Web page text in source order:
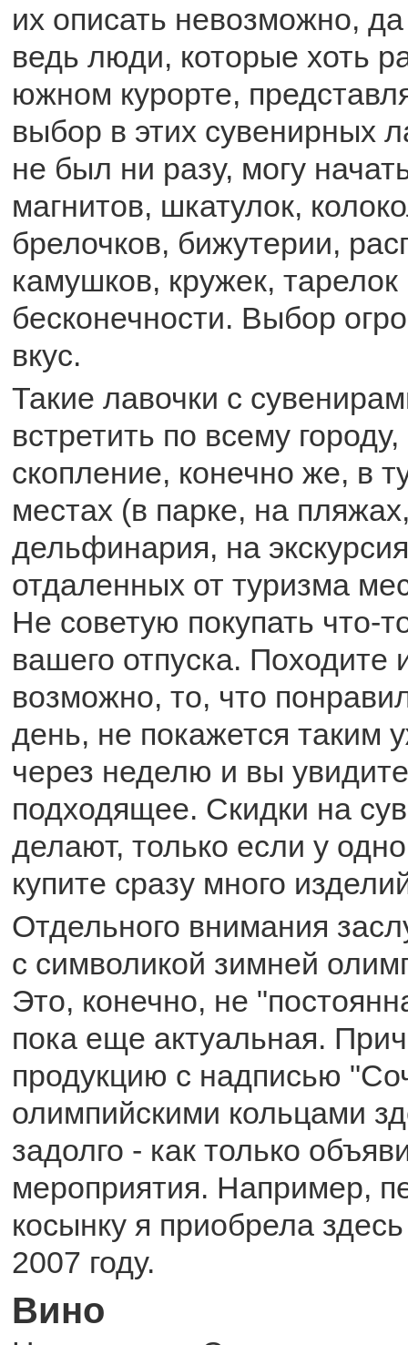
их описать невозможно,
ведь люди, которые хоть
южном курорте,
выбор в этих сувенирных
не был ни разу, могу
магнитов, шкатулок,
брелочков, бижутерии,
камушков, кружек, тарелок
бесконечности. Выбор
вкус.
Такие лавочки с
встретить по всему
скопление, конечно же, в
местах (в парке, на
дельфинария, на
отдаленных от туризма
Не советую покупать что-
вашего отпуска. Походите
возможно, то, что
день, не покажется таким
через неделю и вы
подходящее. Скидки на
делают, только если у
купите сразу много
Отдельного внимания
с символикой зимней
Это, конечно, не
пока еще актуальная.
продукцию с надписью
олимпийскими кольцами
задолго - как только
мероприятия. Например,
косынку я приобрела
2007 году.
Вино